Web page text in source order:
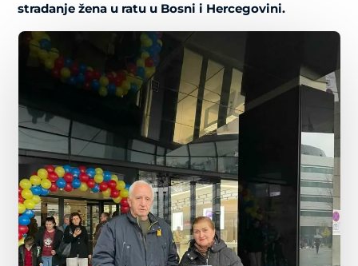
stradanje žena u ratu u Bosni i Hercegovini.